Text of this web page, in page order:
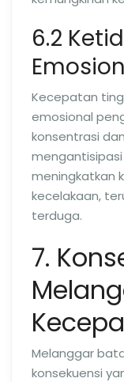
6.2
Kecepatan
emosional
konsentrasi
meningkatkan
kecelakaan,
terduga.
7.
Melanggar
konsekuensi